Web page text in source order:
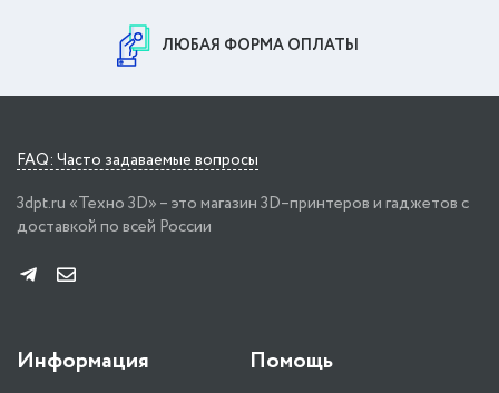
ЛЮБАЯ ФОРМА ОПЛАТЫ
FAQ: Часто задаваемые вопросы
3dpt.ru «Техно 3D» – это магазин 3D–принтеров и гаджетов с
доставкой по всей России
Информация Помощь